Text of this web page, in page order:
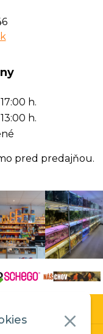
h.
h.
pred predajňou.